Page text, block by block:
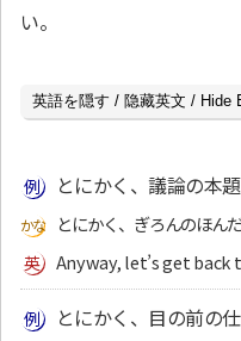
い。
英語を隠す / 隐藏英文 / Hide
とにかく、議論の本
とにかく、ぎろんのほん
Anyway, let’s get
とにかく、目の前の